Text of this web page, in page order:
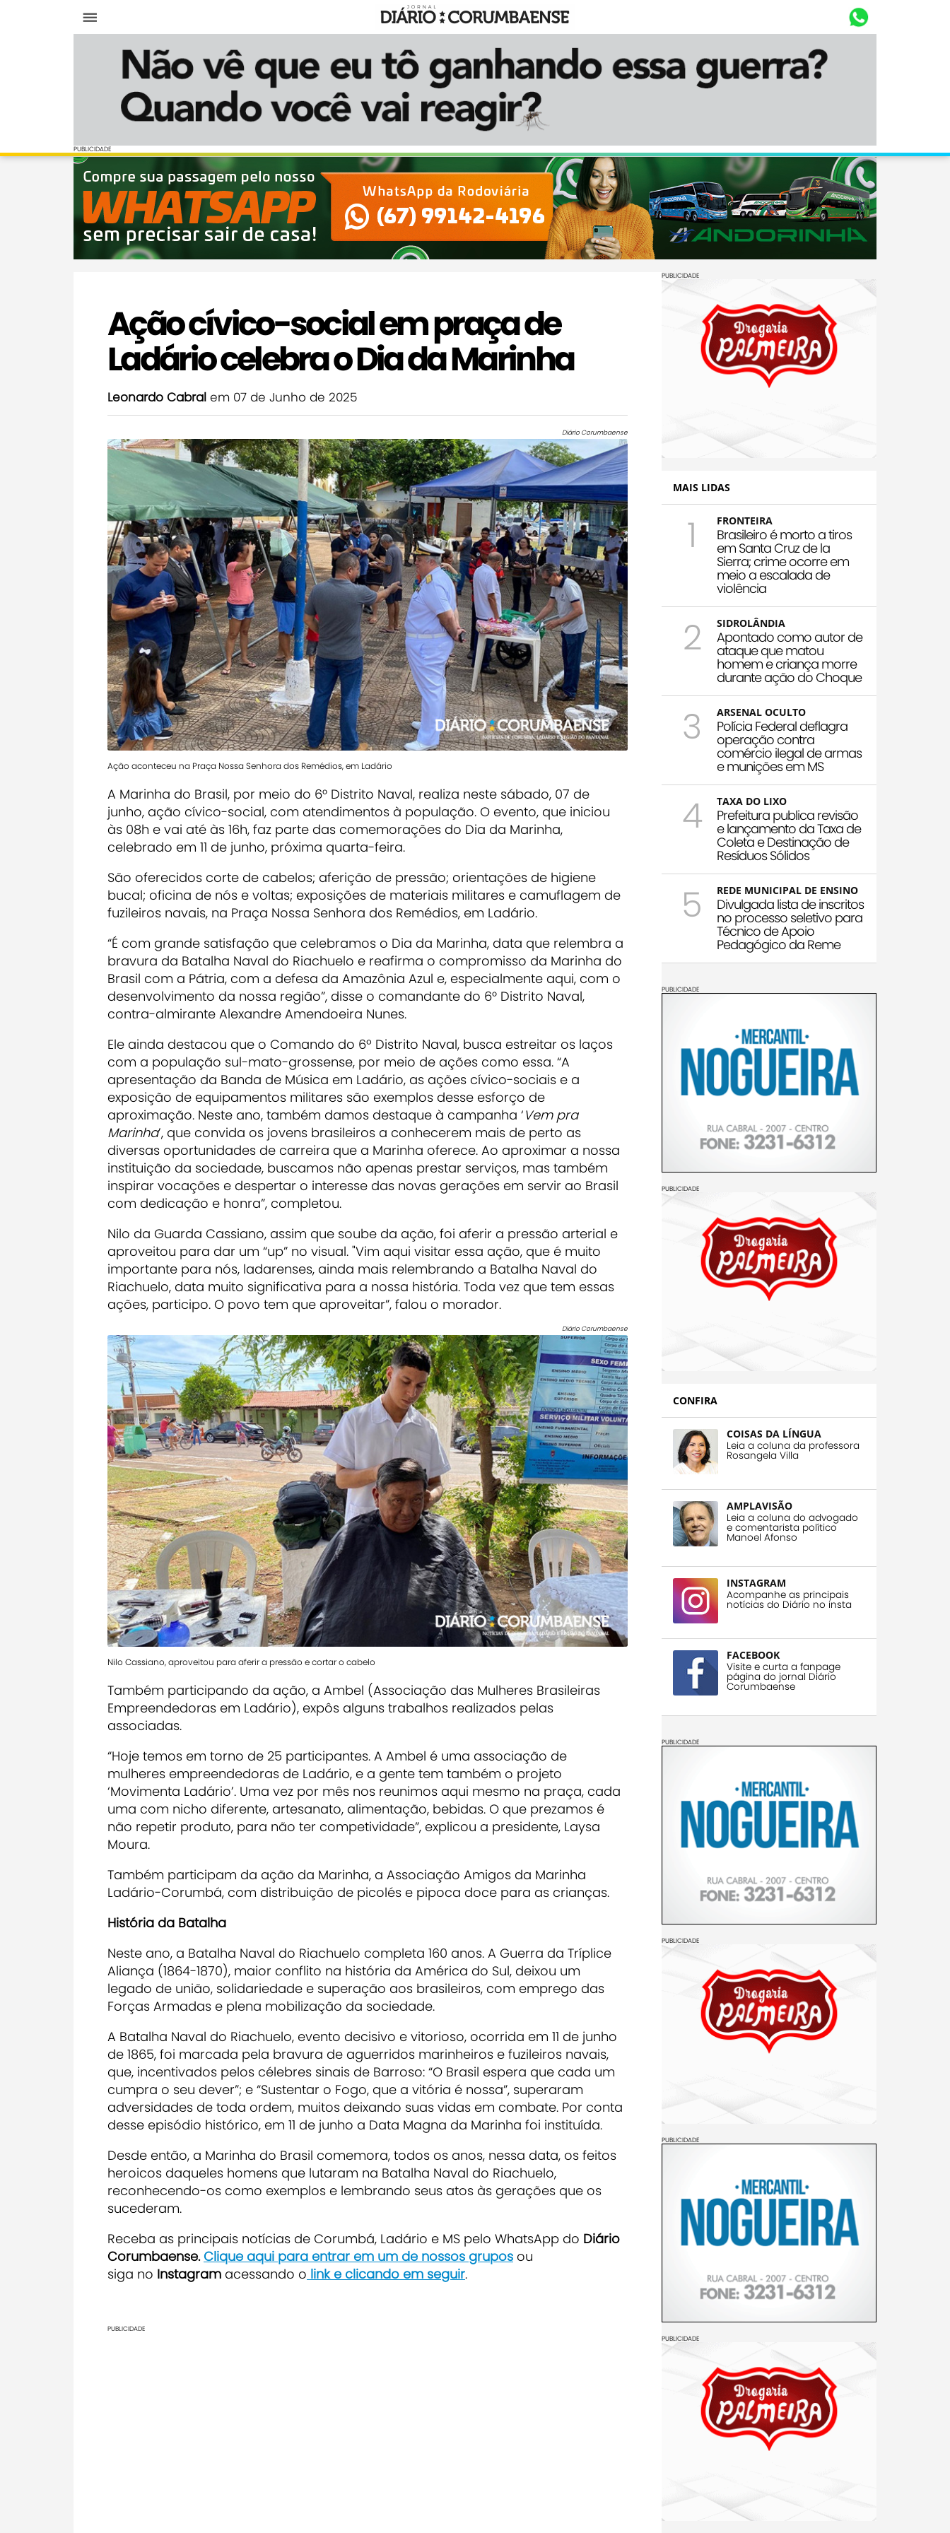
Diário Corumbaense
PUBLICIDADE
PUBLICIDADE
Ação cívico-social em praça de
Ladário celebra o Dia da Marinha
Leonardo Cabral em 07 de Junho de 2025
Diário Corumbaense
Ação aconteceu na Praça Nossa Senhora dos Remédios, em Ladário
A Marinha do Brasil, por meio do 6° Distrito Naval, realiza neste sábado, 07 de
junho, ação cívico-social, com atendimentos à população. O evento, que iniciou
às 08h e vai até às 16h, faz parte das comemorações do Dia da Marinha,
celebrado em 11 de junho, próxima quarta-feira.
São oferecidos corte de cabelos; aferição de pressão; orientações de higiene
bucal; oficina de nós e voltas; exposições de materiais militares e camuflagem de
fuzileiros navais, na Praça Nossa Senhora dos Remédios, em Ladário.
“É com grande satisfação que celebramos o Dia da Marinha, data que relembra a
bravura da Batalha Naval do Riachuelo e reafirma o compromisso da Marinha do
Brasil com a Pátria, com a defesa da Amazônia Azul e, especialmente aqui, com o
desenvolvimento da nossa região”, disse o comandante do 6° Distrito Naval,
contra-almirante Alexandre Amendoeira Nunes.
Ele ainda destacou que o Comando do 6º Distrito Naval, busca estreitar os laços
com a população sul-mato-grossense, por meio de ações como essa. “A
apresentação da Banda de Música em Ladário, as ações cívico-sociais e a
exposição de equipamentos militares são exemplos desse esforço de
aproximação. Neste ano, também damos destaque à campanha ‘Vem pra
Marinha’, que convida os jovens brasileiros a conhecerem mais de perto as
diversas oportunidades de carreira que a Marinha oferece. Ao aproximar a nossa
instituição da sociedade, buscamos não apenas prestar serviços, mas também
inspirar vocações e despertar o interesse das novas gerações em servir ao Brasil
com dedicação e honra”, completou.
Nilo da Guarda Cassiano, assim que soube da ação, foi aferir a pressão arterial e
aproveitou para dar um “up” no visual. "Vim aqui visitar essa ação, que é muito
importante para nós, ladarenses, ainda mais relembrando a Batalha Naval do
Riachuelo, data muito significativa para a nossa história. Toda vez que tem essas
ações, participo. O povo tem que aproveitar”, falou o morador.
Diário Corumbaense
Nilo Cassiano, aproveitou para aferir a pressão e cortar o cabelo
Também participando da ação, a Ambel (Associação das Mulheres Brasileiras
Empreendedoras em Ladário), expôs alguns trabalhos realizados pelas
associadas.
“Hoje temos em torno de 25 participantes. A Ambel é uma associação de
mulheres empreendedoras de Ladário, e a gente tem também o projeto
‘Movimenta Ladário’. Uma vez por mês nos reunimos aqui mesmo na praça, cada
uma com nicho diferente, artesanato, alimentação, bebidas. O que prezamos é
não repetir produto, para não ter competividade”, explicou a presidente, Laysa
Moura.
Também participam da ação da Marinha, a Associação Amigos da Marinha
Ladário-Corumbá, com distribuição de picolés e pipoca doce para as crianças.
História da Batalha
Neste ano, a Batalha Naval do Riachuelo completa 160 anos. A Guerra da Tríplice
Aliança (1864-1870), maior conflito na história da América do Sul, deixou um
legado de união, solidariedade e superação aos brasileiros, com emprego das
Forças Armadas e plena mobilização da sociedade.
A Batalha Naval do Riachuelo, evento decisivo e vitorioso, ocorrida em 11 de junho
de 1865, foi marcada pela bravura de aguerridos marinheiros e fuzileiros navais,
que, incentivados pelos célebres sinais de Barroso: “O Brasil espera que cada um
cumpra o seu dever”; e “Sustentar o Fogo, que a vitória é nossa”, superaram
adversidades de toda ordem, muitos deixando suas vidas em combate. Por conta
desse episódio histórico, em 11 de junho a Data Magna da Marinha foi instituída.
Desde então, a Marinha do Brasil comemora, todos os anos, nessa data, os feitos
heroicos daqueles homens que lutaram na Batalha Naval do Riachuelo,
reconhecendo-os como exemplos e lembrando seus atos às gerações que os
sucederam.
Receba as principais notícias de Corumbá, Ladário e MS pelo WhatsApp do Diário
Corumbaense.Clique aqui para entrar em um de nossos grupos ou
siga no Instagram acessando o link e clicando em seguir.
PUBLICIDADE
PUBLICIDADE
MAIS LIDAS
1 FRONTEIRA
Brasileiro é morto a tiros
em Santa Cruz de la
Sierra; crime ocorre em
meio a escalada de
violência
2 SIDROLÂNDIA
Apontado como autor de
ataque que matou
homem e criança morre
durante ação do Choque
3 ARSENAL OCULTO
Polícia Federal deflagra
operação contra
comércio ilegal de armas
e munições em MS
4 TAXA DO LIXO
Prefeitura publica revisão
e lançamento da Taxa de
Coleta e Destinação de
Resíduos Sólidos
5 REDE MUNICIPAL DE ENSINO
Divulgada lista de inscritos
no processo seletivo para
Técnico de Apoio
Pedagógico da Reme
PUBLICIDADE
PUBLICIDADE
CONFIRA
COISAS DA LÍNGUA
Leia a coluna da professora
Rosangela Villa
AMPLAVISÃO
Leia a coluna do advogado
e comentarista político
Manoel Afonso
INSTAGRAM
Acompanhe as principais
notícias do Diário no insta
FACEBOOK
Visite e curta a fanpage
página do jornal Diário
Corumbaense
PUBLICIDADE
PUBLICIDADE
PUBLICIDADE
PUBLICIDADE